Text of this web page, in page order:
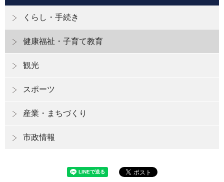
くらし・手続き
健康福祉・子育て教育
観光
スポーツ
産業・まちづくり
市政情報